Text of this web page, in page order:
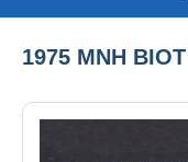
1975 MNH